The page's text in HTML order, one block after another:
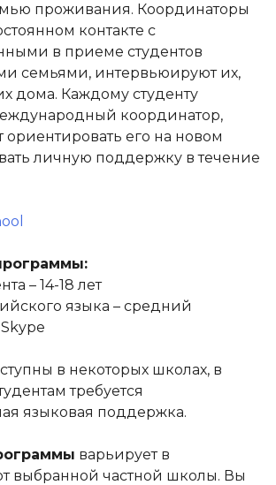
проживания. Координаторы
контакте с
в приеме студентов
семьями, интервьюируют их,
дома. Каждому студенту
координатор,
ориентировать его на новом
личную поддержку в течение
– 14-18 лет
языка – средний
в некоторых школах, в
требуется
языковая поддержка.
варьирует в
выбранной частной школы. Вы